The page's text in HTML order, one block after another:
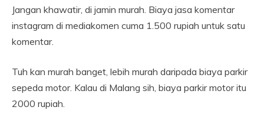
Jangan khawatir, di jamin murah. Biaya jasa komentar
instagram di mediakomen cuma 1.500 rupiah untuk satu
komentar.
Tuh kan murah banget, lebih murah daripada biaya parkir
sepeda motor. Kalau di Malang sih, biaya parkir motor itu
2000 rupiah.